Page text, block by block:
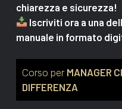
chiarezza e sicurezza!
Iscriviti ora a una
manuale in formato
Corso per MANAGER
DIFFERENZA